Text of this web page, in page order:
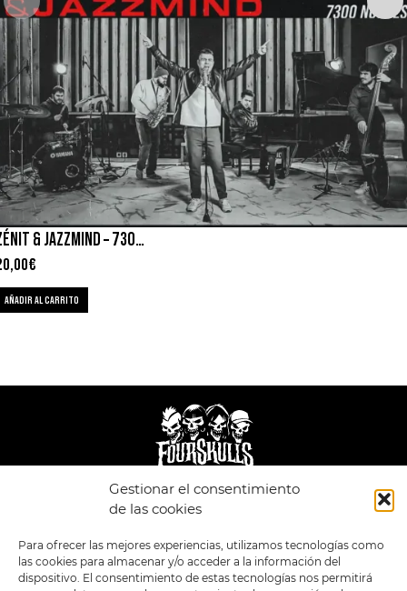
Gestionar el consentimiento
de las cookies
Para ofrecer las mejores experiencias, utilizamos tecnologías como
las cookies para almacenar y/o acceder a la información del
dispositivo. El consentimiento de estas tecnologías nos permitirá
ZÉNIT & JAZZMIND – 7300 NOCHES
€
AÑADIR AL CARRITO
PRIVACIDAD
TÉRMINOS Y
CONDICIONES
FORMATOS
PREVENTAS
MERCHANDISING